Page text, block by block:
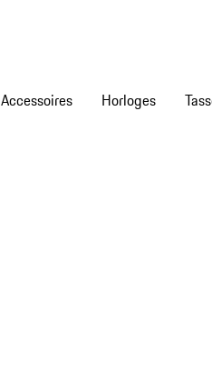
Accessoires Horloges